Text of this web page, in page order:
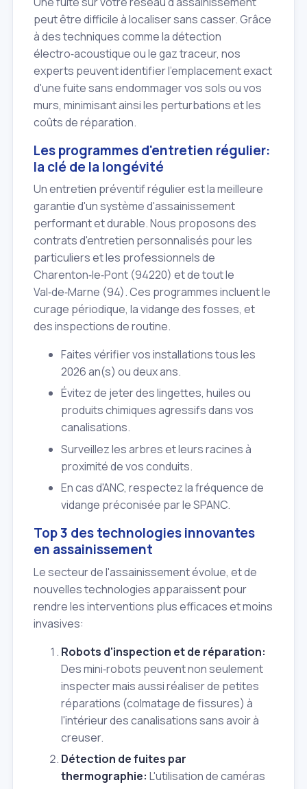
peut être difficile à localiser sans casser. Grâce
à des techniques comme la détection
électro‑acoustique ou le gaz traceur, nos
experts peuvent identifier l'emplacement exact
d'une fuite sans endommager vos sols ou vos
murs, minimisant ainsi les perturbations et les
coûts de réparation.
Les programmes d'entretien régulier:
la clé de la longévité
Un entretien préventif régulier est la meilleure
garantie d'un système d'assainissement
performant et durable. Nous proposons des
contrats d'entretien personnalisés pour les
particuliers et les professionnels de
Charenton‑le‑Pont (94220) et de tout le
Val‑de‑Marne (94). Ces programmes incluent le
curage périodique, la vidange des fosses, et
des inspections de routine.
Faites vérifier vos installations tous les
2026 an(s) ou deux ans.
Évitez de jeter des lingettes, huiles ou
produits chimiques agressifs dans vos
canalisations.
Surveillez les arbres et leurs racines à
proximité de vos conduits.
En cas d'ANC, respectez la fréquence de
vidange préconisée par le SPANC.
Top 3 des technologies innovantes
en assainissement
Le secteur de l'assainissement évolue, et de
nouvelles technologies apparaissent pour
rendre les interventions plus efficaces et moins
invasives:
Robots d'inspection et de réparation:
Des mini‑robots peuvent non seulement
inspecter mais aussi réaliser de petites
réparations (colmatage de fissures) à
l'intérieur des canalisations sans avoir à
creuser.
Détection de fuites par
thermographie: L'utilisation de caméras